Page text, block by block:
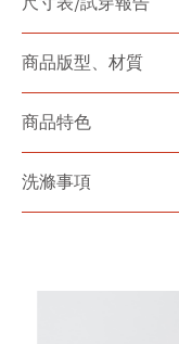
商品版型、材質
商品特色
洗滌事項